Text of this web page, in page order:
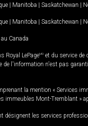
| Manitoba | Saskatchewan |
| Manitoba | Saskatchewan |
Canada
Royal LePageMD et du service de
l'information n'est pas
la mention « Services
immeubles Mont-Tremblant »
les services